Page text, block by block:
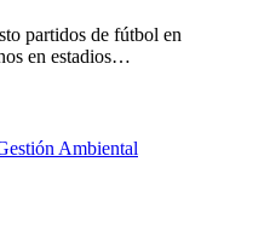
partidos de fútbol en
en estadios…
Ambiental